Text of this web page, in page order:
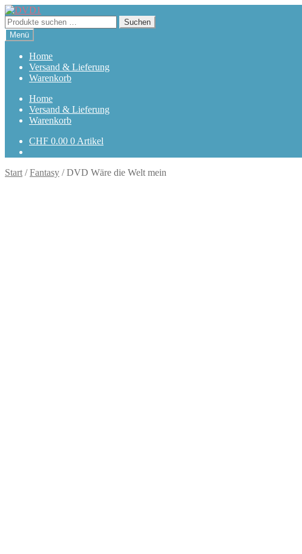
Zur
Navigation
springen
Zum
Inhalt
springen
Suchen
nach:
Suchen
Menü
Home
Versand & Lieferung
Warenkorb
Home
Versand & Lieferung
Warenkorb
CHF 0.00 0 Artikel
Start /Fantasy /DVD Wäre die Welt mein